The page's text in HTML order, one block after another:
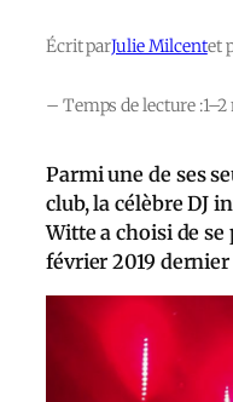
Écrit parJulie Milcentet
– Temps de lecture :
Parmi une de ses
club, la célèbre DJ
Witte a choisi de se
février 2019 dernier